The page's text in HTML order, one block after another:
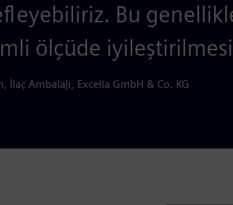
Bu
ölçüde
İlaç Ambalajı, Excella GmbH & Co. KG